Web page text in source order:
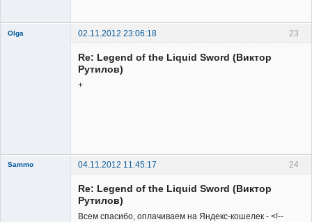
23
Olga 02.11.2012 23:06:18
Re: Legend of the Liquid Sword (Виктор
Рутилов)
+
24
Sammo
04.11.2012 11:45:17
Re: Legend of the Liquid Sword (Виктор
Рутилов)
Всем спасибо, оплачиваем на Яндекс-кошелек - <!--